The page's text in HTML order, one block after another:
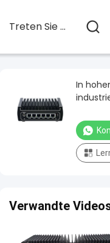
Treten Sie Mit Uns In Verbindung
In
Verwandte